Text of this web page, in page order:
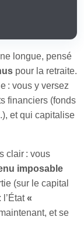
longue, pensé
pour la retraite.
: vous y versez
financiers (fonds
et qui capitalise
clair : vous
imposable
(sur le capital
l’État«
et se